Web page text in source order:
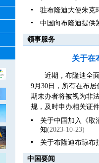
驻布隆迪大使朱克
中国向布隆迪提供
领事服务
关于在
近期，布隆迪全
9月30日，所有在布
期未办者将被视为非
规，及时申办相关证
关于中国加入《取
知(2023-10-23)
关于布隆迪布琼布
中国要闻